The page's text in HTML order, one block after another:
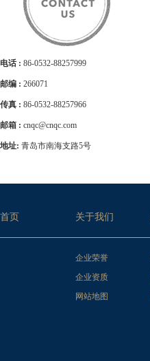
电话 : 86-0532-88257999
邮编 : 266071
传真 : 86-0532-88257966
邮箱 : cnqc@cnqc.com
地址: 青岛市南海支路5号
首页 关于我们
企业荣誉
企业资质
网站地图